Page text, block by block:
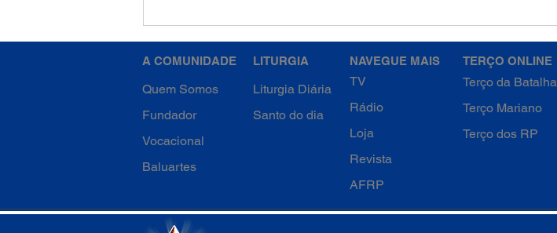
Quinta-feira
Quarta-feira
A COMUNIDADE
Quem Somos
Fundador
Vocacional
Baluartes
LITURGIA
Liturgia Diária
Santo do dia
NAVEGUE MAIS
TV
Rádio
Loja
Revista
AFRP
TERÇO ONLINE
Terço da Batalha
Terço Mariano
Terço dos RP